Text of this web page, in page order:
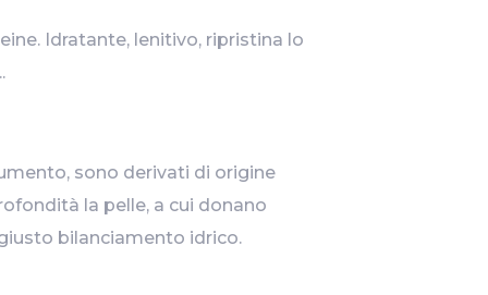
Idratante, lenitivo, ripristina lo
sono derivati di origine
la pelle, a cui donano
bilanciamento idrico.